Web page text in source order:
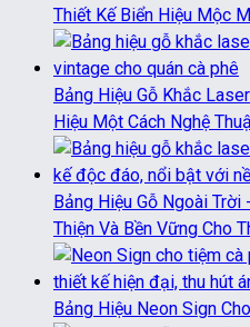
Thiết Kế Biển Hiệu Mộc
Bảng Hiệu Gỗ Khắc
Hiệu Một Cách Nghệ
Bảng Hiệu Gỗ Ngoài Trời
Thiện Và Bền Vững Cho
Bảng Hiệu Neon Sign